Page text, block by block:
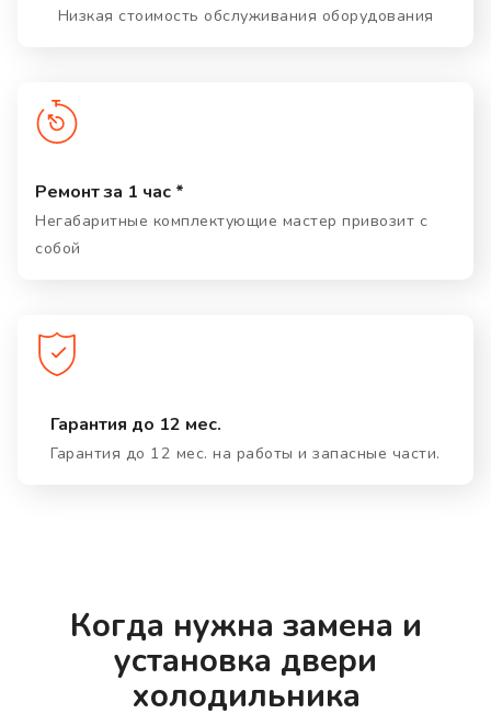
Низкая стоимость обслуживания оборудования
Ремонт за 1 час *
Негабаритные комплектующие мастер привозит с
собой
Гарантия до 12 мес.
Гарантия до 12 мес. на работы и запасные части.
Когда нужна замена и
установка двери
холодильника